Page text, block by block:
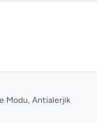
Modu, Antialerjik